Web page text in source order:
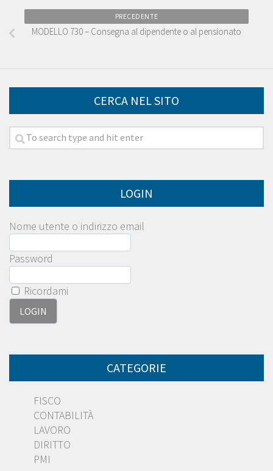
PRECEDENTE
MODELLO 730 – Consegna al dipendente o al pensionato
CERCA NEL SITO
LOGIN
Nome utente o indirizzo email
Password
Ricordami
CATEGORIE
FISCO
CONTABILITÀ
LAVORO
DIRITTO
PMI